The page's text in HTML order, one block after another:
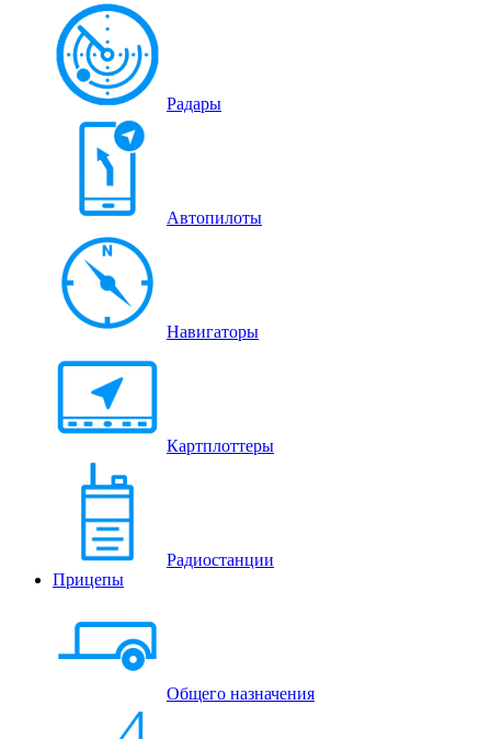
Радары
Автопилоты
Навигаторы
Картплоттеры
Радиостанции
Прицепы
Общего назначения